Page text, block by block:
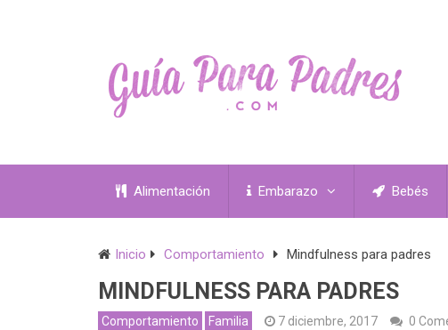
Alimentación Embarazo Bebés
Inicio Comportamiento Mindfulness para padres
MINDFULNESS PARA PADRES
Comportamiento Familia 7 diciembre, 2017
0